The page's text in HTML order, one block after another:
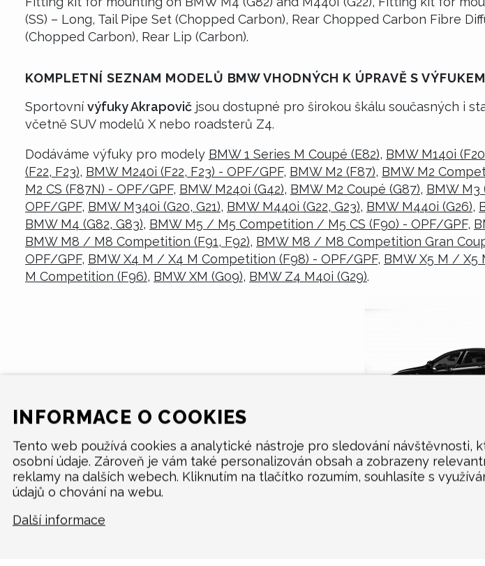
(SS) – Long, Tail Pipe Set (Chopped Carbon), Rear Chopped Carbon Fibre
(Chopped Carbon), Rear Lip (Carbon).
KOMPLETNÍ SEZNAM MODELŮ BMW VHODNÝCH K ÚPRAVĚ S
Sportovní výfuky Akrapovič jsou dostupné pro širokou škálu současných i
včetně SUV modelů X nebo roadsterů Z4.
Dodáváme výfuky pro modely BMW 1 Series M Coupé (E82), BMW M140i
(F22, F23), BMW M240i (F22, F23) - OPF/GPF, BMW M2 (F87), BMW M2
M2 CS (F87N) - OPF/GPF, BMW M240i (G42), BMW M2 Coupé (G87), BMW M3
OPF/GPF, BMW M340i (G20, G21), BMW M440i (G22, G23), BMW M440i (G26),
BMW M4 (G82, G83), BMW M5 / M5 Competition / M5 CS (F90) - OPF/GPF,
BMW M8 / M8 Competition (F91, F92), BMW M8 / M8 Competition Gran
OPF/GPF, BMW X4 M / X4 M Competition (F98) - OPF/GPF, BMW X5 M / X5
M Competition (F96), BMW XM (G09), BMW Z4 M40i (G29).
INFORMACE O COOKIES
Tento web používá cookies a analytické nástroje pro sledování návštěvnosti,
osobní údaje. Zároveň je vám také personalizován obsah a zobrazeny
reklamy na dalších webech. Kliknutím na tlačítko rozumím, souhlasíte s
údajů o chování na webu.
Další informace